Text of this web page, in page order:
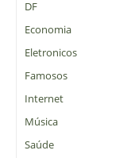
DF
Economia
Eletronicos
Famosos
Internet
Música
Saúde